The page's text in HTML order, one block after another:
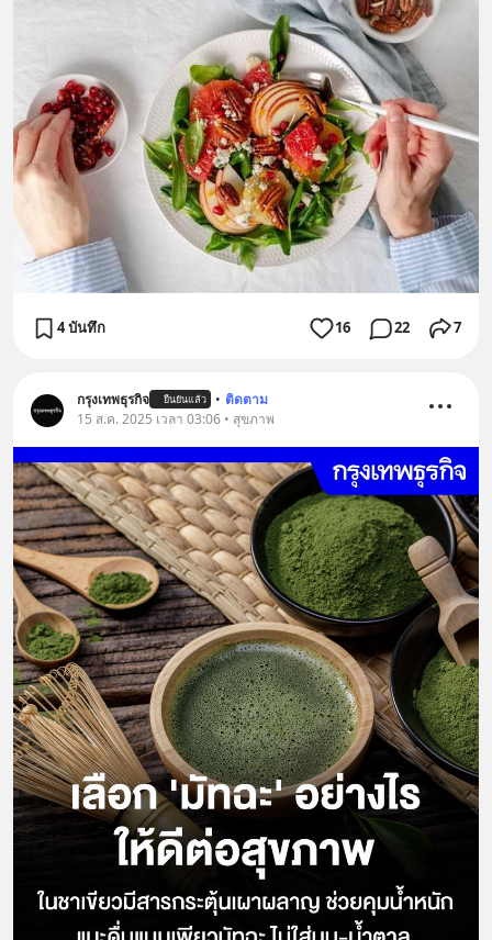
4 บันทึก 16 22 7
กรุงเทพธุรกิจ ยืนยันแล้ว • ติดตาม
15 ส.ค. 2025 เวลา 03:06 • สุขภาพ